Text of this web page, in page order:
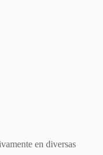
en diversas